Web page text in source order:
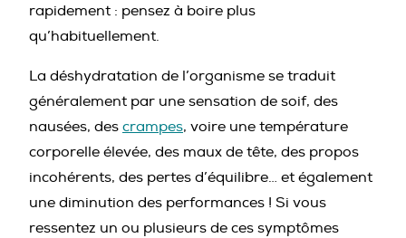
rapidement : pensez à boire plus
qu’habituellement.
La déshydratation de l’organisme se traduit
généralement par une sensation de soif, des
nausées, des crampes, voire une température
corporelle élevée, des maux de tête, des propos
incohérents, des pertes d’équilibre… et également
une diminution des performances ! Si vous
ressentez un ou plusieurs de ces symptômes